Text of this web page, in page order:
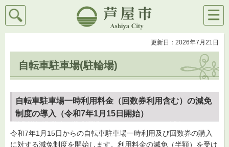
芦屋市
検索
メニ
ュー
更新日：2026年7月21日
自転車駐車場(駐輪場)
自転車駐車場一時利用料金（回数券利用含む）の減免
制度の導入（令和7年1月15日開始）
令和7年1月15日からの自転車駐車場一時利用及び回数券の購入
に対する減免制度を開始します。利用料金の減免（半額）を受け